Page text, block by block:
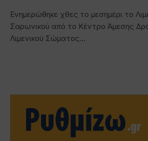
Ενημερώθηκε χθες το μεσημέρι το
Σαρωνικού από το Κέντρο Άμεσης
Λιμενικού Σώματος…